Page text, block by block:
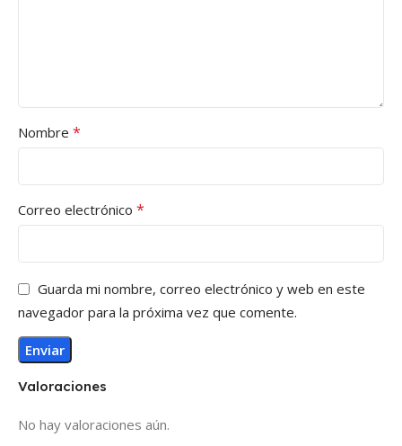
Valoraciones
No hay valoraciones aún.
Nombre *
Correo electrónico *
Guarda mi nombre, correo electrónico y web en este
navegador para la próxima vez que comente.